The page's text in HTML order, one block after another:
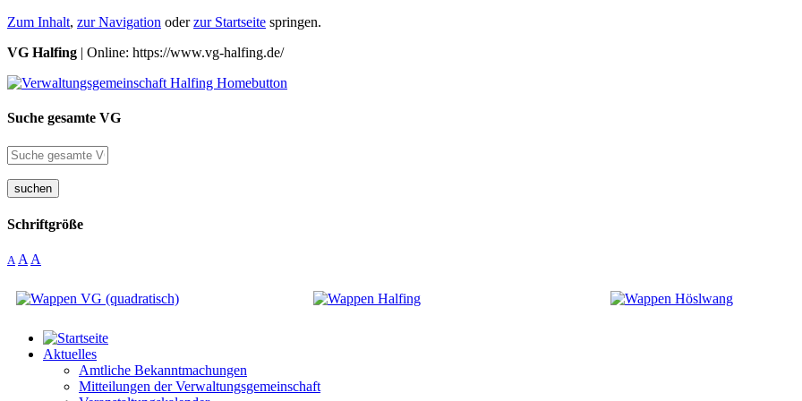
Zum Inhalt, zur Navigation oderzur Startseite springen.
VG Halfing | Online: https://www.vg-halfing.de/
Suche gesamte VG
suchen
Schriftgröße
A A A
Aktuelles
Amtliche Bekanntmachungen
Mitteilungen der Verwaltungsgemeinschaft